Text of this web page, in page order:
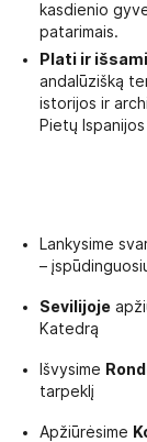
kasdienio
patarimais.
Plati ir
andalūzišką
istorijos ir
Pietų
Lankysime
–
Sevilijoje
Katedrą
Išvysime
tarpeklį
Apžiūrėsime